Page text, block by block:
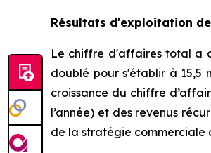
Résultats d'exploitation
Le chiffre d'affaires total a
doublé pour s'établir à 15,5
croissance du chiffre
l’année) et des revenus
de la stratégie commerciale